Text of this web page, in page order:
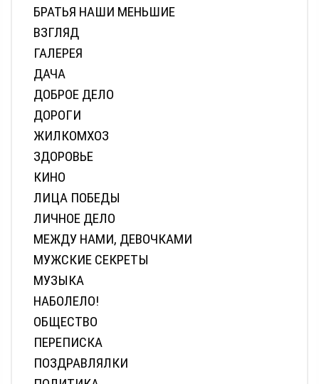
БРАТЬЯ НАШИ МЕНЬШИЕ
ВЗГЛЯД
ГАЛЕРЕЯ
ДАЧА
ДОБРОЕ ДЕЛО
ДОРОГИ
ЖИЛКОМХОЗ
ЗДОРОВЬЕ
КИНО
ЛИЦА ПОБЕДЫ
ЛИЧНОЕ ДЕЛО
МЕЖДУ НАМИ, ДЕВОЧКАМИ
МУЖСКИЕ СЕКРЕТЫ
МУЗЫКА
НАБОЛЕЛО!
ОБЩЕСТВО
ПЕРЕПИСКА
ПОЗДРАВЛЯЛКИ